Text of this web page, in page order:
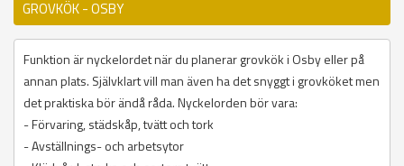
GROVKÖK - OSBY
Funktion är nyckelordet när du planerar grovkök i Osby eller på
annan plats. Självklart vill man även ha det snyggt i grovköket men
det praktiska bör ändå råda. Nyckelorden bör vara:
- Förvaring, städskåp, tvätt och tork
- Avställnings- och arbetsytor